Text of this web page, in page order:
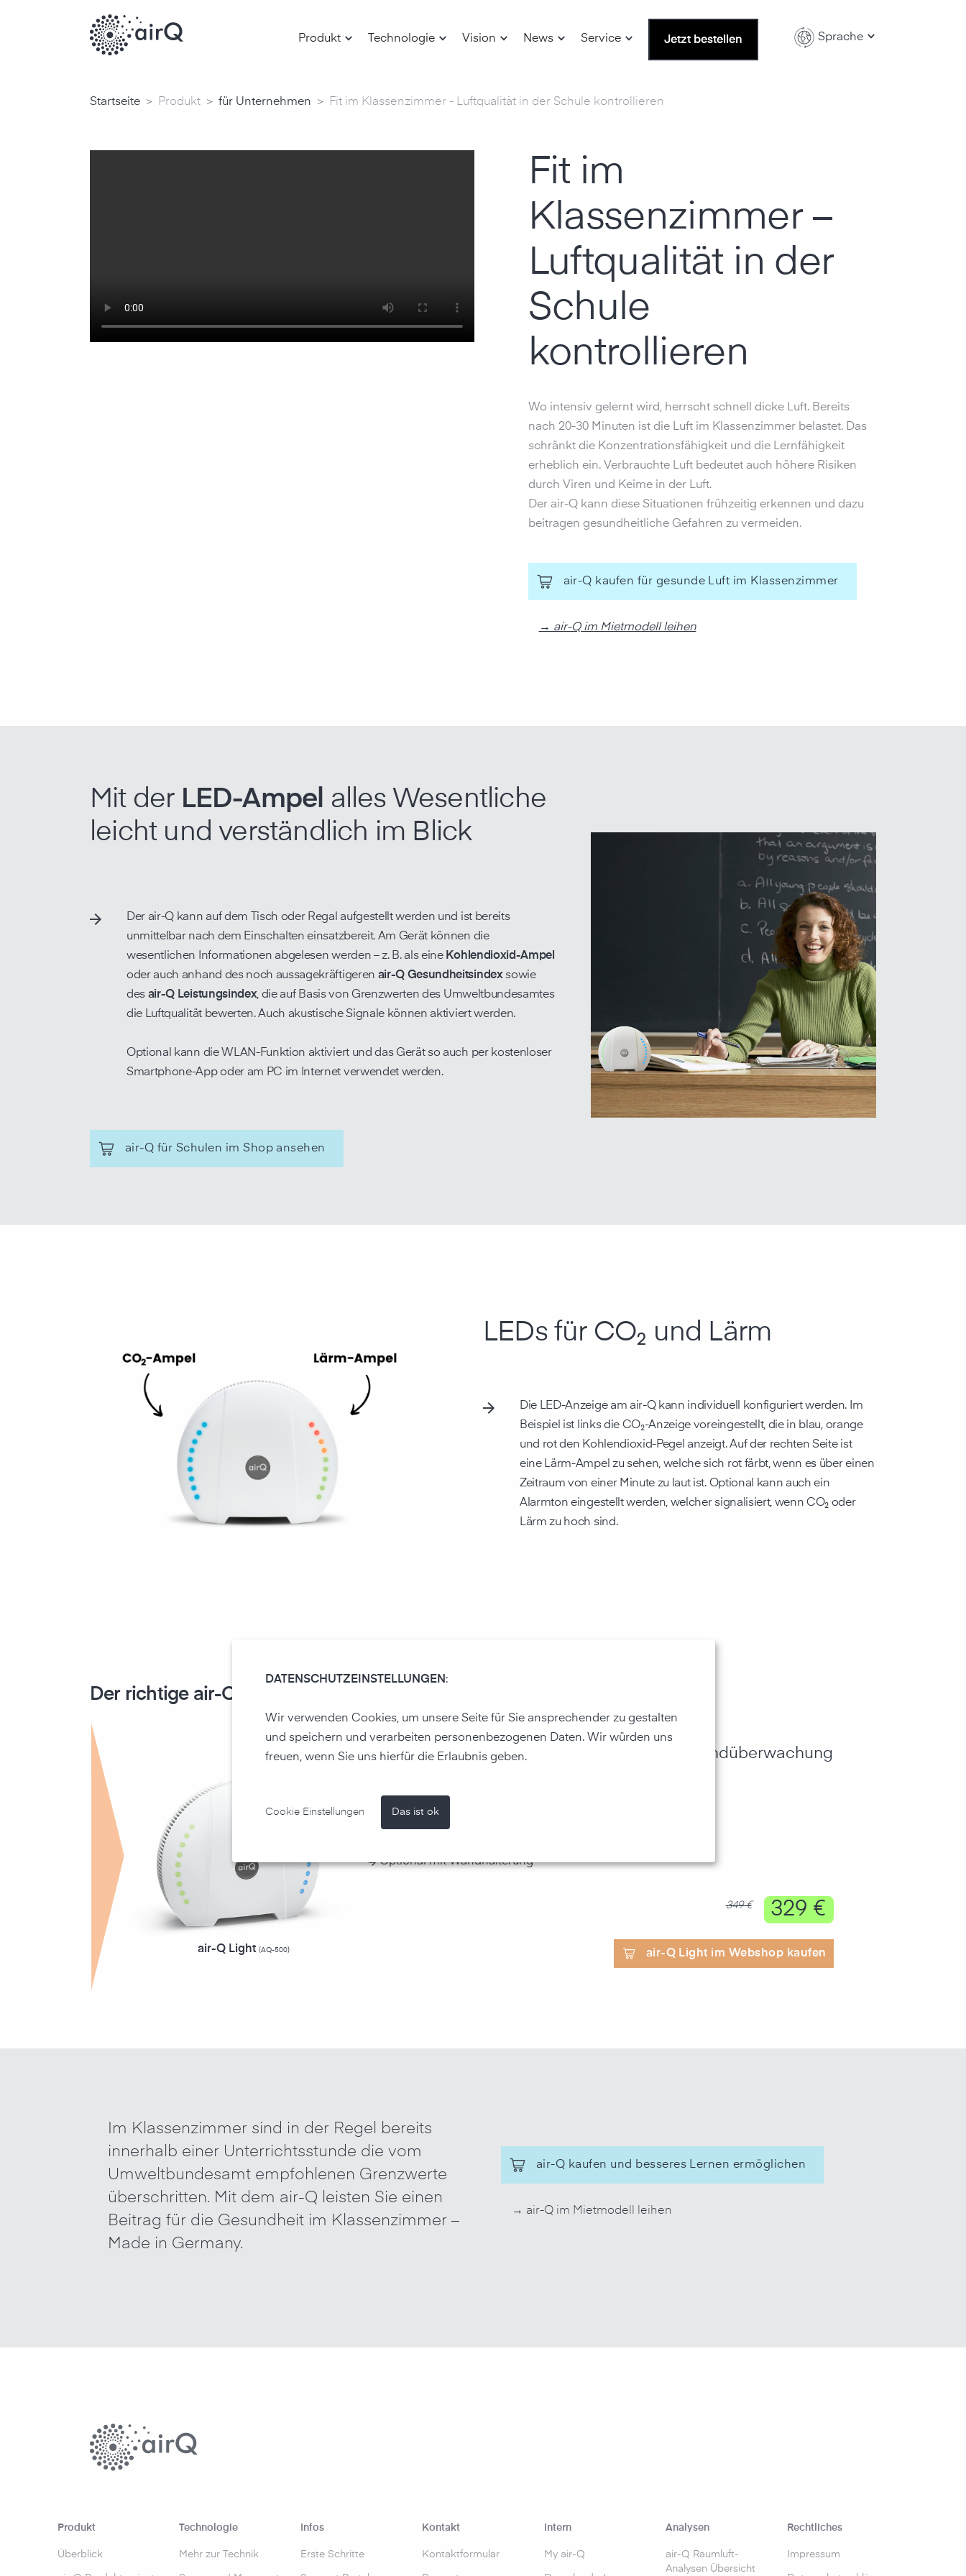
Produkt Technologie Vision News Service Jetzt bestellen Sprache
Startseite > Produkt > für Unternehmen > Fit im Klassenzimmer - Luftqualität in der Schule kontrollieren
Fit im
Klassenzimmer –
Luftqualität in der
Schule
kontrollieren
Wo intensiv gelernt wird, herrscht schnell dicke Luft. Bereits
nach 20-30 Minuten ist die Luft im Klassenzimmer belastet. Das
schränkt die Konzentrationsfähigkeit und die Lernfähigkeit
erheblich ein. Verbrauchte Luft bedeutet auch höhere Risiken
durch Viren und Keime in der Luft.
Der air-Q kann diese Situationen frühzeitig erkennen und dazu
beitragen gesundheitliche Gefahren zu vermeiden.
air-Q kaufen für gesunde Luft im Klassenzimmer
→ air-Q im Mietmodell leihen
Mit der LED-Ampel alles Wesentliche
leicht und verständlich im Blick
Der air-Q kann auf dem Tisch oder Regal aufgestellt werden und ist bereits
unmittelbar nach dem Einschalten einsatzbereit. Am Gerät können die
wesentlichen Informationen abgelesen werden – z. B. als eine Kohlendioxid-Ampel
oder auch anhand des noch aussagekräftigeren air-Q Gesundheitsindexsowie
des air-Q Leistungsindex, die auf Basis von Grenzwerten des Umweltbundesamtes
die Luftqualität bewerten. Auch akustische Signale können aktiviert werden.
Optional kann die WLAN-Funktion aktiviert und das Gerät so auch per kostenloser
Smartphone-App oder am PC im Internet verwendet werden.
air-Q für Schulen im Shop ansehen
LEDs für CO₂ und Lärm
Die LED-Anzeige am air-Q kann individuell konfiguriert werden. Im
Beispiel ist links die CO₂-Anzeige voreingestellt, die in blau, orange
und rot den Kohlendioxid-Pegel anzeigt. Auf der rechten Seite ist
eine Lärm-Ampel zu sehen, welche sich rot färbt, wenn es über einen
Zeitraum von einer Minute zu laut ist. Optional kann auch ein
Alarmton eingestellt werden, welcher signalisiert, wenn CO₂ oder
Lärm zu hoch sind.
Der richtige air-Q für Sie:
air-Q Light (AQ-500)
air-Q Light - mit 5 Sensoren perfekt für die Grundüberwachung
Optional mit Wandhalterung
349 € 329 €
air-Q Light im Webshop kaufen
Im Klassenzimmer sind in der Regel bereits
innerhalb einer Unterrichtsstunde die vom
Umweltbundesamt empfohlenen Grenzwerte
überschritten. Mit dem air-Q leisten Sie einen
Beitrag für die Gesundheit im Klassenzimmer –
Made in Germany.
air-Q kaufen und besseres Lernen ermöglichen
→ air-Q im Mietmodell leihen
Produkt
Überblick
Technologie
Mehr zur Technik
Infos
Erste Schritte
Kontakt
Kontaktformular
Intern
My air-Q
Analysen
air-Q Raumluft-
Analysen Übersicht
Rechtliches
Impressum
DATENSCHUTZEINSTELLUNGEN :
Wir verwenden Cookies, um unsere Seite für Sie ansprechender zu gestalten
und speichern und verarbeiten personenbezogenen Daten. Wir würden uns
freuen, wenn Sie uns hierfür die Erlaubnis geben.
Cookie Einstellungen Das ist ok